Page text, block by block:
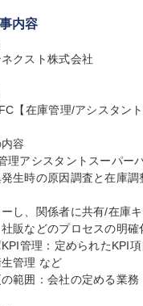
内容
クスト株式会社
【在庫管理/アシスタン
容
理アシスタントスーパー
生時の原因調査と在庫
し、関係者に共有/在庫
販などのプロセスの明
管理：定められたKPI
管理 など
範囲：会社の定める業務